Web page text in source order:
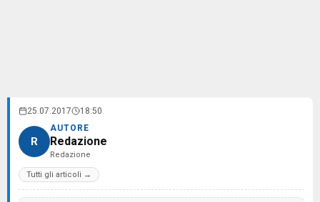
25.07.2017 18:50
R
AUTORE
Redazione
Redazione
Tutti gli articoli →